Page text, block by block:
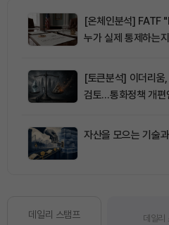
[온체인분석] FATF
누가 실제 통제하는
[토큰분석] 이더리움
검토…통화정책 개편
자산을 모으는 기술
데일리 스탬프
데일리